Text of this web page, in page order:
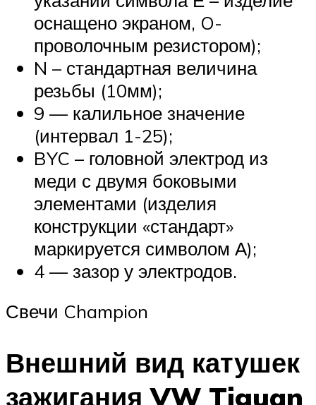
оснащено экраном, O-
проволочным резистором);
N – стандартная величина
резьбы (10мм);
9 — калильное значение
(интервал 1-25);
BYC – головной электрод из
меди с двумя боковыми
элементами (изделия
конструкции «стандарт»
маркируется символом А);
4 — зазор у электродов.
Свечи Champion
Внешний вид катушек
зажигания VW Tiguan